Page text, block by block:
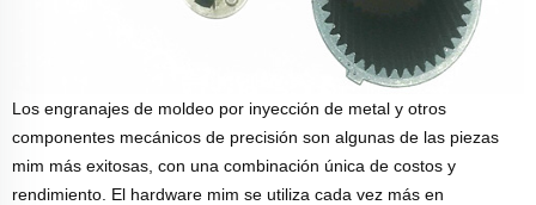
Los engranajes de moldeo por inyección de metal y otros
componentes mecánicos de precisión son algunas de las piezas
mim más exitosas, con una combinación única de costos y
rendimiento. El hardware mim se utiliza cada vez más en